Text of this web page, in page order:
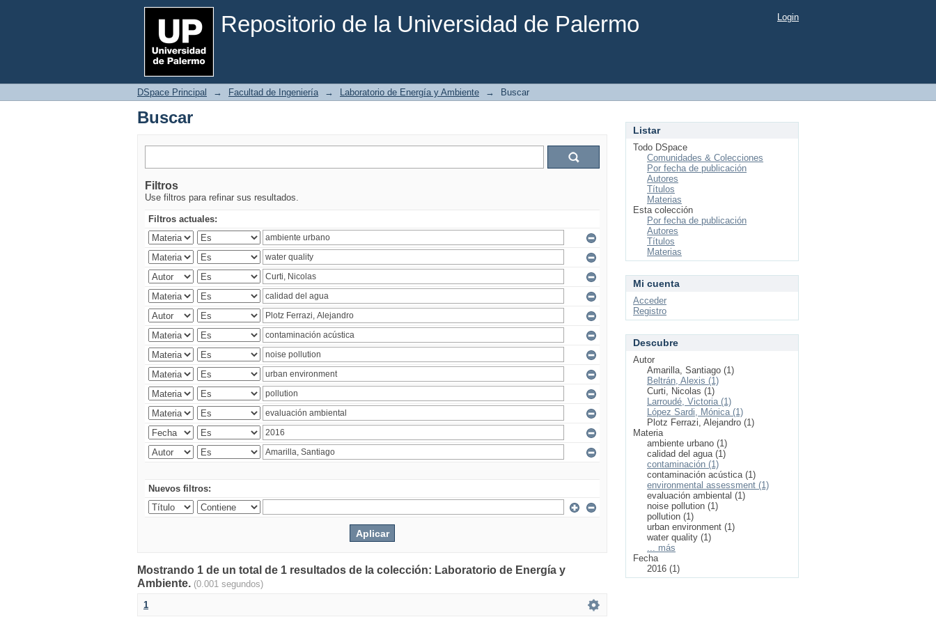
Repositorio de la Universidad de Palermo
Buscar Login
DSpace Principal → Facultad de Ingeniería → Laboratorio de Energía y Ambiente → Buscar
Buscar
Filtros
Use filtros para refinar sus resultados.
Filtros actuales:
Nuevos filtros:
Mostrando 1 de un total de 1 resultados de la colección: Laboratorio de Energía y
Ambiente. (0.001 segundos)
1
Listar
Todo DSpace
Comunidades & Colecciones
Por fecha de publicación
Autores
Títulos
Materias
Esta colección
Por fecha de publicación
Autores
Títulos
Materias
Mi cuenta
Acceder
Registro
Descubre
Autor
Amarilla, Santiago (1)
Beltrán, Alexis (1)
Curti, Nicolas (1)
Larroudé, Victoria (1)
López Sardi, Mónica (1)
Plotz Ferrazi, Alejandro (1)
Materia
ambiente urbano (1)
calidad del agua (1)
contaminación (1)
contaminación acústica (1)
environmental assessment (1)
evaluación ambiental (1)
noise pollution (1)
pollution (1)
urban environment (1)
water quality (1)
... más
Fecha
2016 (1)